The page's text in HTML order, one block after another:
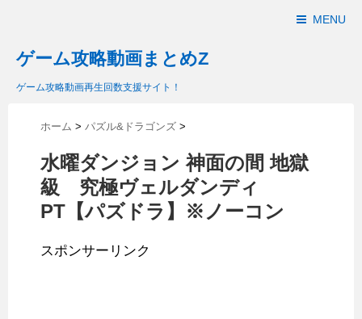
MENU
ゲーム攻略動画まとめZ
ゲーム攻略動画再生回数支援サイト！
ホーム > パズル&ドラゴンズ >
水曜ダンジョン 神面の間 地獄
級 究極ヴェルダンディ
PT【パズドラ】※ノーコン
スポンサーリンク